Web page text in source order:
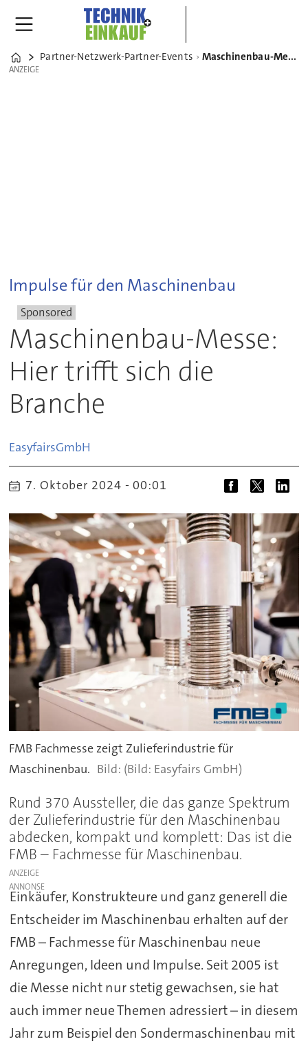
Home
Partner-Netzwerk-Partner-Events Maschinenbau-Messe: Hier trifft sich die Branche
ANZEIGE
ANZEIGE
Impulse für den Maschinenbau
Sponsored
Maschinenbau-Messe:
Hier trifft sich die
Branche
EasyfairsGmbH
7. Oktober 2024 - 00:01
FMB Fachmesse zeigt Zulieferindustrie für
Maschinenbau.
(Bild: Easyfairs GmbH)
Rund 370 Aussteller, die das ganze Spektrum
der Zulieferindustrie für den Maschinenbau
abdecken, kompakt und komplett: Das ist die
FMB – Fachmesse für Maschinenbau.
ANZEIGE
Einkäufer, Konstrukteure und ganz generell die
Entscheider im Maschinenbau erhalten auf der
FMB – Fachmesse für Maschinenbau neue
Anregungen, Ideen und Impulse. Seit 2005 ist
die Messe nicht nur stetig gewachsen, sie hat
auch immer neue Themen adressiert – in diesem
Jahr zum Beispiel den Sondermaschinenbau mit